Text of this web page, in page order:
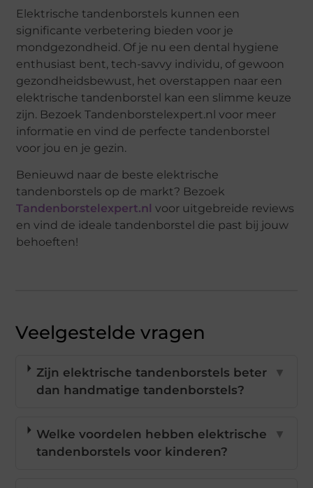
Elektrische tandenborstels kunnen een
significante verbetering bieden voor je
mondgezondheid. Of je nu een dental hygiene
enthusiast bent, tech-savvy individu, of gewoon
gezondheidsbewust, het overstappen naar een
elektrische tandenborstel kan een slimme keuze
zijn. Bezoek Tandenborstelexpert.nl voor meer
informatie en vind de perfecte tandenborstel
voor jou en je gezin.
Benieuwd naar de beste elektrische
tandenborstels op de markt? Bezoek
Tandenborstelexpert.nl voor uitgebreide reviews
en vind de ideale tandenborstel die past bij jouw
behoeften!
Veelgestelde vragen
Zijn elektrische tandenborstels beter
dan handmatige tandenborstels?
▼
Welke voordelen hebben elektrische
tandenborstels voor kinderen?
▼